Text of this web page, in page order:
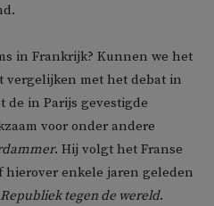
in Frankrijk? Kunnen we het
vergelijken met het debat in
de in Parijs gevestigde
voor onder andere
. Hij volgt het Franse
hierover enkele jaren geleden
tegen de wereld.